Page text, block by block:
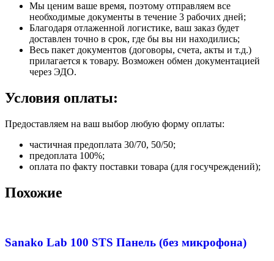
Мы ценим ваше время, поэтому отправляем все
необходимые документы в течение 3 рабочих дней;
Благодаря отлаженной логистике, ваш заказ будет
доставлен точно в срок, где бы вы ни находились;
Весь пакет документов (договоры, счета, акты и т.д.)
прилагается к товару. Возможен обмен документацией
через ЭДО.
Условия оплаты:
Предоставляем на ваш выбор любую форму оплаты:
частичная предоплата 30/70, 50/50;
предоплата 100%;
оплата по факту поставки товара (для госучреждений);
Похожие
Sanako Lab 100 STS Панель (без микрофона)